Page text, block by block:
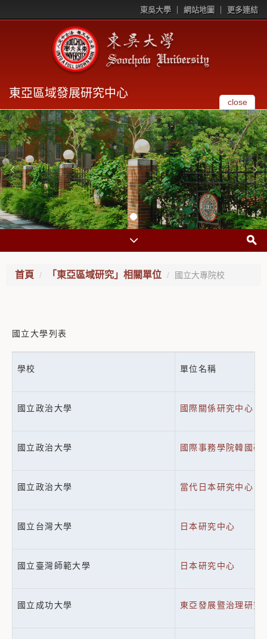
東吳大學 網站地圖 更多連結
東亞區域發展研究中心
close
首頁 「東亞區域研究」相關單位 國立大專院校
國立大學列表
學校 單位名稱
國立政治大學 國際關係研究中心
國立政治大學 國際事務學院韓國研
國立政治大學 當代日本研究中心
國立台灣大學 日本研究中心
國立臺灣師範大學 日本研究中心
國立成功大學 東亞發展暨治理研究